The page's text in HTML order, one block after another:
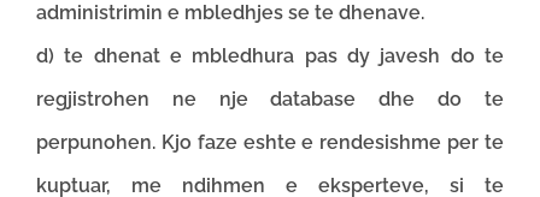
administrimin e mbledhjes se te dhenave.
d) te dhenat e mbledhura pas dy javesh do te
regjistrohen ne nje database dhe do te
perpunohen. Kjo faze eshte e rendesishme per te
kuptuar, me ndihmen e eksperteve, si te